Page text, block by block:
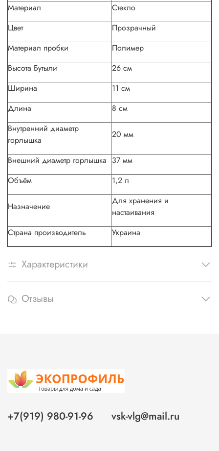
Материал
Стекло
Цвет
Прозрачный
Материал пробки
Полимер
Высота Бутыли
26 см
Ширина
11 см
Длина
8 см
Внутренний диаметр
горлышка
20 мм
Внешний диаметр горлышка 37 мм
Объём
1,2 л
Назначение
Для хранения и
настаивания
Страна производитель
Украина
Характеристики
Отзывы
+7(919) 980-91-96 vsk-vlg@mail.ru